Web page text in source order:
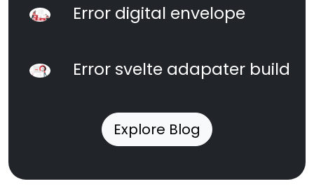
Error digital envelope
Error svelte adapater build
Explore Blog